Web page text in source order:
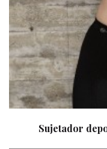
Sujetador